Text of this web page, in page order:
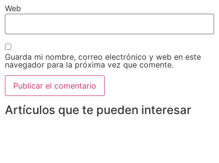
Web
Guarda mi nombre, correo electrónico y web en este
navegador para la próxima vez que comente.
Artículos que te pueden interesar